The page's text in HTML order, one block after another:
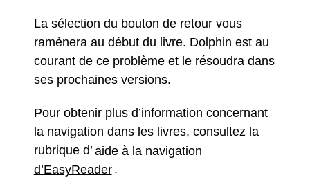
La sélection du bouton de retour vous
ramènera au début du livre. Dolphin est au
courant de ce problème et le résoudra dans
ses prochaines versions.
Pour obtenir plus d’information concernant
lanavigation dans les livres, consultez la
rubrique d’ aide à la navigation
d’EasyReader .